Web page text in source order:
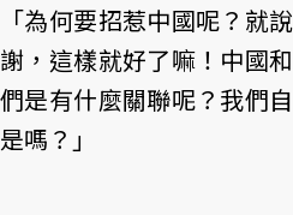
「為何要招惹中國呢？就
謝，這樣就好了嘛！中國
們是有什麼關聯呢？我們
是嗎？」